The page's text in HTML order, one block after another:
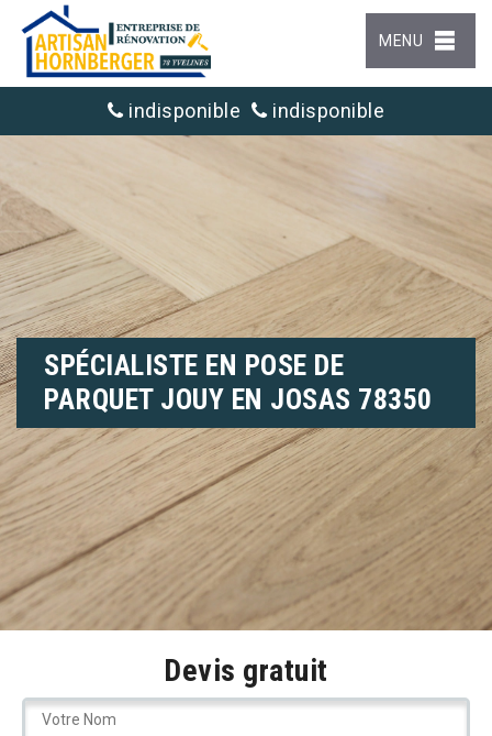
MENU
indisponible indisponible
SPÉCIALISTE EN POSE DE
PARQUET JOUY EN JOSAS 78350
Devis gratuit